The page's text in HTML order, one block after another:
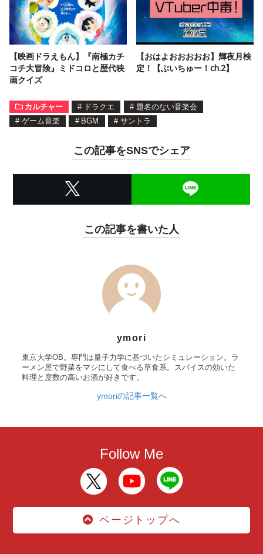
【映画ドラえもん】『南極カチ
コチ大冒険』ミドコロと歴代映
画クイズ
【おはよおおおおお】輝夜月検
定！【ぶいちゅー！ch.2】
カルチャー # ドラクエ # 題名のない音楽会
# ゲーム音楽 # BGM # サントラ
この記事をSNSでシェア
この記事を書いた人
ymori
東京大学OB。専門は量子力学に基づいたシミュレーション。ラ
ーメン屋で野菜をマシにして食べる草食系。スパイスの効いた
料理と度数の高いお酒が好きです。
ymoriの記事一覧へ
Follow Me
ページトップへ